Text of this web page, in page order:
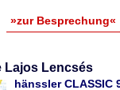
»zur Besprechung«
Lajos Lencsés
hänssler CLASSIC